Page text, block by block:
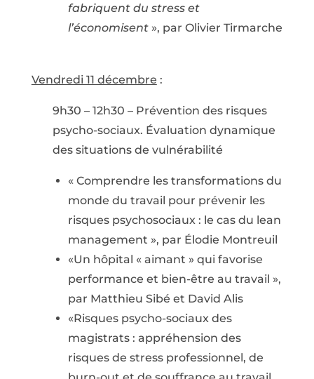
fabriquent du stress et
l’économisent», par Olivier Tirmarche
Vendredi 11 décembre :
9h30 – 12h30 – Prévention des risques
psycho-sociaux. Évaluation dynamique
des situations de vulnérabilité
« Comprendre les transformations du
monde du travail pour prévenir les
risques psychosociaux : le cas du lean
management », par Élodie Montreuil
«Un hôpital « aimant » qui favorise
performance et bien-être au travail »,
par Matthieu Sibé et David Alis
«Risques psycho-sociaux des
magistrats : appréhension des
risques de stress professionnel, de